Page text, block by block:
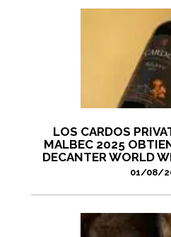
LOS CARDOS
MALBEC 2025
DECANTER WORLD
01/08/